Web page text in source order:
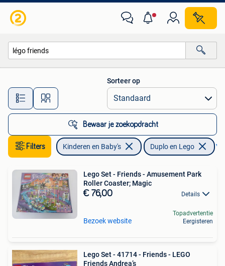
Alle afstanden…
Sorteer op
Bewaar je zoekopdracht
Filters Kinderen en Baby's Duplo en Lego
Lego Set - Friends - Amusement Park
Roller Coaster; Magic
€ 76,00 Details
Bezoek website
Topadvertentie
Eergisteren
Lego Set - 41714 - Friends - LEGO
Friends Andrea’s